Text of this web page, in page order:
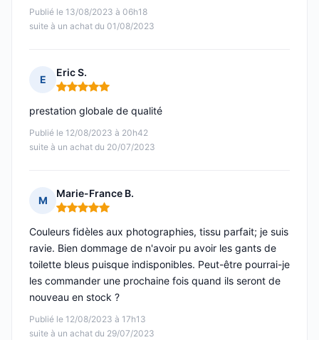
Publié le 13/08/2023 à 06h18
suite à un achat du 01/08/2023
E
Eric S.
Note : 5 sur 5
Publié le 12/08/2023 à 20h42
suite à un achat du 20/07/2023
prestation globale de qualité
M
Marie-France B.
Note : 5 sur 5
Publié le 12/08/2023 à 17h13
suite à un achat du 29/07/2023
Couleurs fidèles aux photographies, tissu parfait; je suis
ravie. Bien dommage de n'avoir pu avoir les gants de
toilette bleus puisque indisponibles. Peut-être pourrai-je
les commander une prochaine fois quand ils seront de
nouveau en stock ?